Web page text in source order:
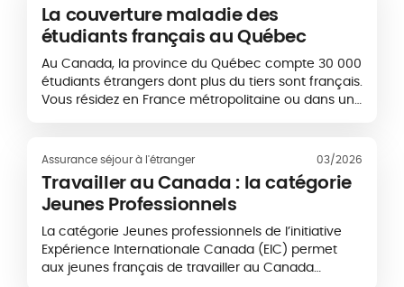
La couverture maladie des
étudiants français au Québec
Au Canada, la province du Québec compte 30 000
étudiants étrangers dont plus du tiers sont français.
Vous résidez en France métropolitaine ou dans un
Assurance séjour à l'étranger 03/2026
Travailler au Canada : la catégorie
Jeunes Professionnels
La catégorie Jeunes professionnels de l’initiative
Expérience Internationale Canada (EIC) permet
aux jeunes français de travailler au Canada